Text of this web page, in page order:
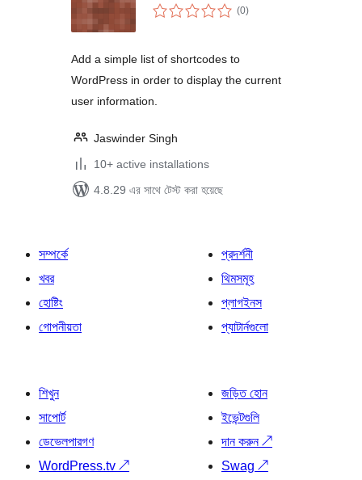
(0total
ratings
)
Add a simple list of shortcodes to
WordPress in order to display the current
user information.
Jaswinder Singh
10+ active installations
4.8.29 এর সাথে টেস্ট করা হয়েছে
সম্পর্কে
খবর
হোষ্টিং
গোপনীয়তা
প্রদর্শনী
থিমসমূহ
প্লাগইনস
প্যাটার্নগুলো
শিখুন
সাপোর্ট
ডেভেলপারগণ
WordPress.tv ↗
জড়িত হোন
ইভেন্টগুলি
দান করুন↗
Swag ↗